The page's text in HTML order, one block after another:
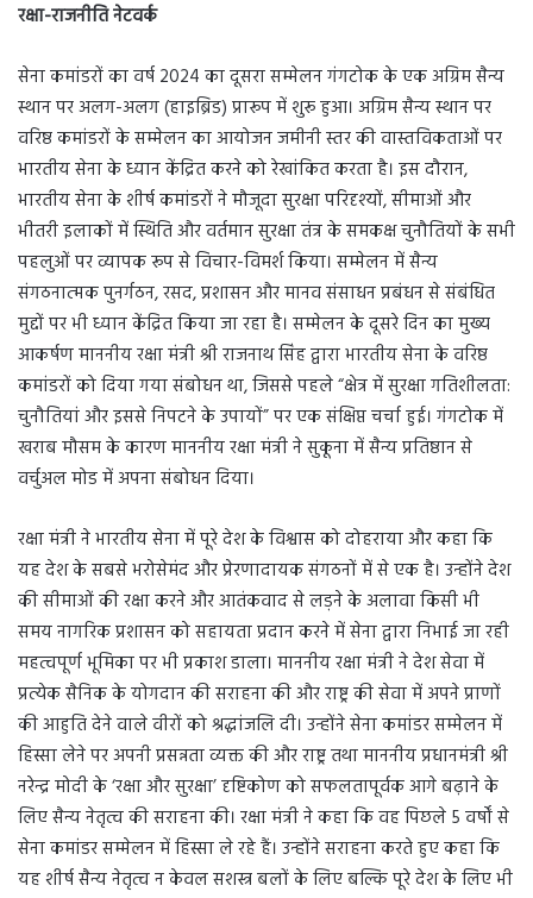
रक्षा-राजनीति नेटवर्क
सेना कमांडरों का वर्ष 2024 का दूसरा सम्मेलन गंगटोक के एक अग्रिम सैन्य
स्थान पर अलग-अलग (हाइब्रिड) प्रारूप में शुरू हुआ। अग्रिम सैन्य स्थान पर
वरिष्ठ कमांडरों के सम्मेलन का आयोजन जमीनी स्तर की वास्तविकताओं पर
भारतीय सेना के ध्यान केंद्रित करने को रेखांकित करता है। इस दौरान,
भारतीय सेना के शीर्ष कमांडरों ने मौजूदा सुरक्षा परिदृश्यों, सीमाओं और
भीतरी इलाकों में स्थिति और वर्तमान सुरक्षा तंत्र के समकक्ष चुनौतियों के सभी
पहलुओं पर व्यापक रूप से विचार-विमर्श किया। सम्मेलन में सैन्य
संगठनात्मक पुनर्गठन, रसद, प्रशासन और मानव संसाधन प्रबंधन से संबंधित
मुद्दों पर भी ध्यान केंद्रित किया जा रहा है। सम्मेलन के दूसरे दिन का मुख्य
आकर्षण माननीय रक्षा मंत्री श्री राजनाथ सिंह द्वारा भारतीय सेना के वरिष्ठ
कमांडरों को दिया गया संबोधन था, जिससे पहले “क्षेत्र में सुरक्षा गतिशीलता:
चुनौतियां और इससे निपटने के उपायों” पर एक संक्षिप्त चर्चा हुई। गंगटोक में
खराब मौसम के कारण माननीय रक्षा मंत्री ने सुकूना में सैन्य प्रतिष्ठान से
वर्चुअल मोड में अपना संबोधन दिया।
रक्षा मंत्री ने भारतीय सेना में पूरे देश के विश्वास को दोहराया और कहा कि
यह देश के सबसे भरोसेमंद और प्रेरणादायक संगठनों में से एक है। उन्होंने देश
की सीमाओं की रक्षा करने और आतंकवाद से लड़ने के अलावा किसी भी
समय नागरिक प्रशासन को सहायता प्रदान करने में सेना द्वारा निभाई जा रही
महत्वपूर्ण भूमिका पर भी प्रकाश डाला। माननीय रक्षा मंत्री ने देश सेवा में
प्रत्येक सैनिक के योगदान की सराहना की और राष्ट्र की सेवा में अपने प्राणों
की आहुति देने वाले वीरों को श्रद्धांजलि दी। उन्होंने सेना कमांडर सम्मेलन में
हिस्सा लेने पर अपनी प्रसन्नता व्यक्त की और राष्ट्र तथा माननीय प्रधानमंत्री श्री
नरेन्द्र मोदी के ‘रक्षा और सुरक्षा’ दृष्टिकोण को सफलतापूर्वक आगे बढ़ाने के
लिए सैन्य नेतृत्व की सराहना की। रक्षा मंत्री ने कहा कि वह पिछले 5 वर्षों से
सेना कमांडर सम्मेलन में हिस्सा ले रहे हैं। उन्होंने सराहना करते हुए कहा कि
यह शीर्ष सैन्य नेतृत्व न केवल सशस्त्र बलों के लिए बल्कि पूरे देश के लिए भी